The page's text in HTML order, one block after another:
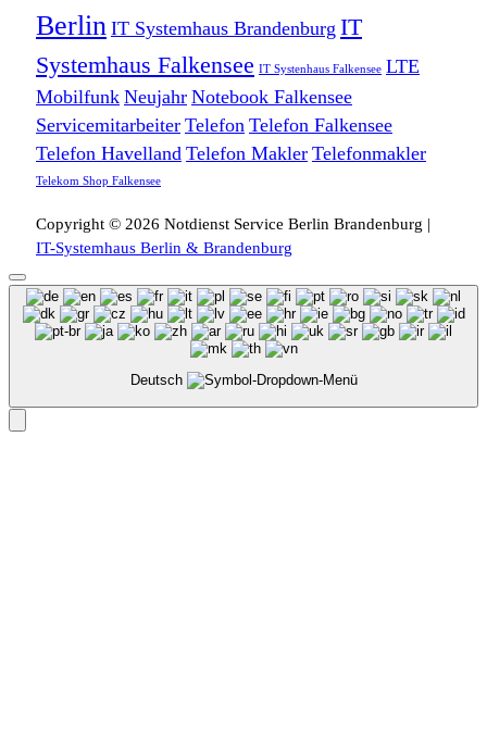
Berlin IT Systemhaus Brandenburg IT
Systemhaus Falkensee IT Systenhaus Falkensee LTE
Mobilfunk Neujahr Notebook Falkensee
Servicemitarbeiter Telefon Telefon Falkensee
Telefon Havelland Telefon Makler Telefonmakler
Telekom Shop Falkensee
Copyright © 2026 Notdienst Service Berlin Brandenburg |
IT-Systemhaus Berlin & Brandenburg
Deutsch